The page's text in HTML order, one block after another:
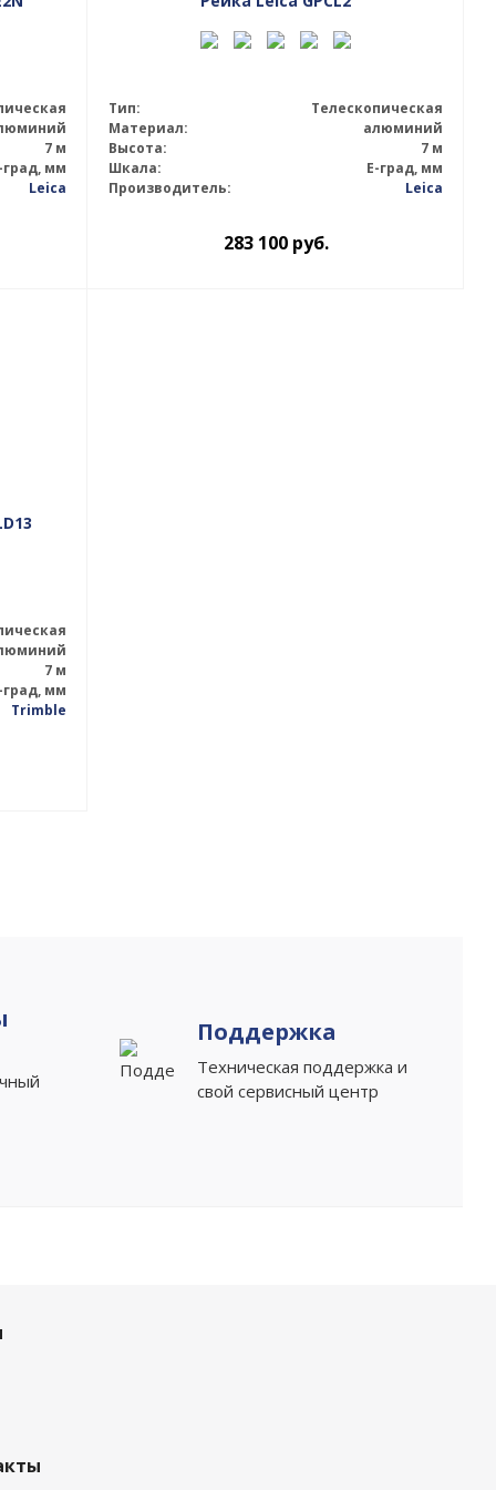
7 м
град, мм
Leica
Тип:
Телескопическая
Материал:
алюминий
Высота:
7 м
Шкала:
E-град, мм
Производитель:
Leica
283 100руб.
7 м
град, мм
Trimble
Поддержка
Техническая поддержка и
свой сервисный центр